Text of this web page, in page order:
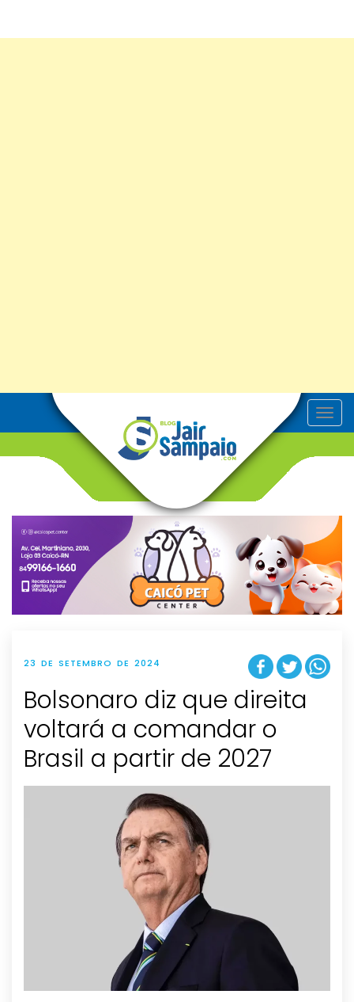
T
o
v
g
t
i
o
n
23 DE SETEMBRO DE 2024
Bolsonaro diz que direita
voltará a comandar o
Brasil a partir de 2027